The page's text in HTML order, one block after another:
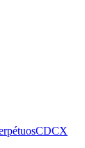
CDCX